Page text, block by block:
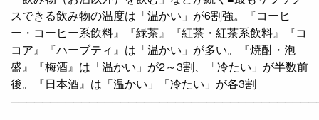
スできる飲み物の温度は「温かい」が6割強。『コーヒ
ー・コーヒー系飲料』『緑茶』『紅茶・紅茶系飲料』『コ
コア』『ハーブティ』は「温かい」が多い。『焼酎・泡
盛』『梅酒』は「温かい」が2～3割、「冷たい」が半数前
後。『日本酒』は「温かい」「冷たい」が各3割